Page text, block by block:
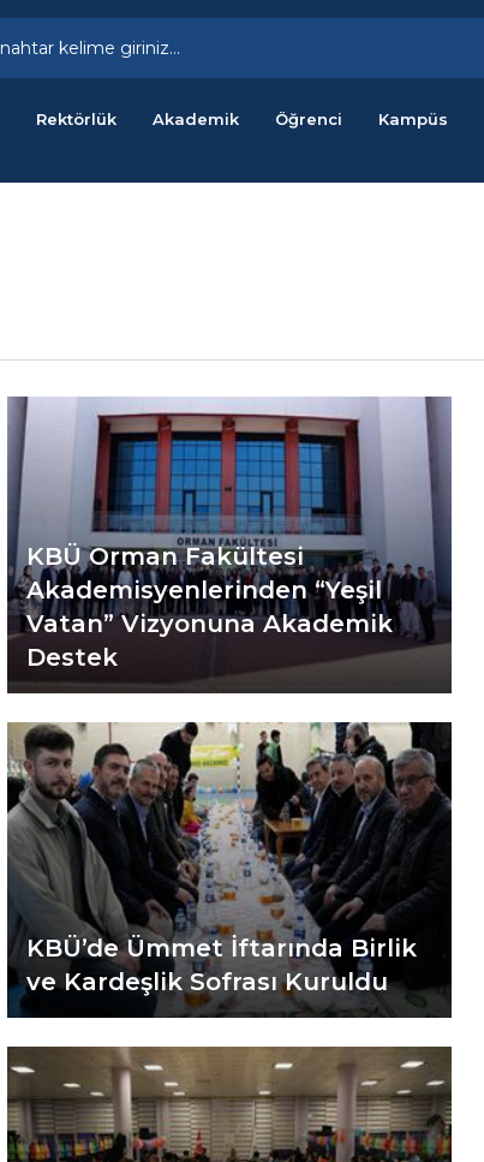
Rektörlük Akademik Öğrenci Kampüs
KBÜ Orman Fakültesi
Akademisyenlerinden “Yeşil
Vatan” Vizyonuna Akademik
Destek
KBÜ’de Ümmet İftarında Birlik
ve Kardeşlik Sofrası Kuruldu